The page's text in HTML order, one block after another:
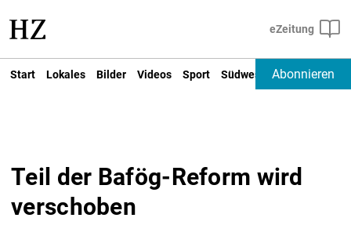
Start Lokales Bilder Videos Sport Südwest Deutschland
Abonnieren
Teil der Bafög-Reform wird
verschoben